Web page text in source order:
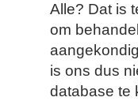
Alle? Dat is
om
is ons dus
database te